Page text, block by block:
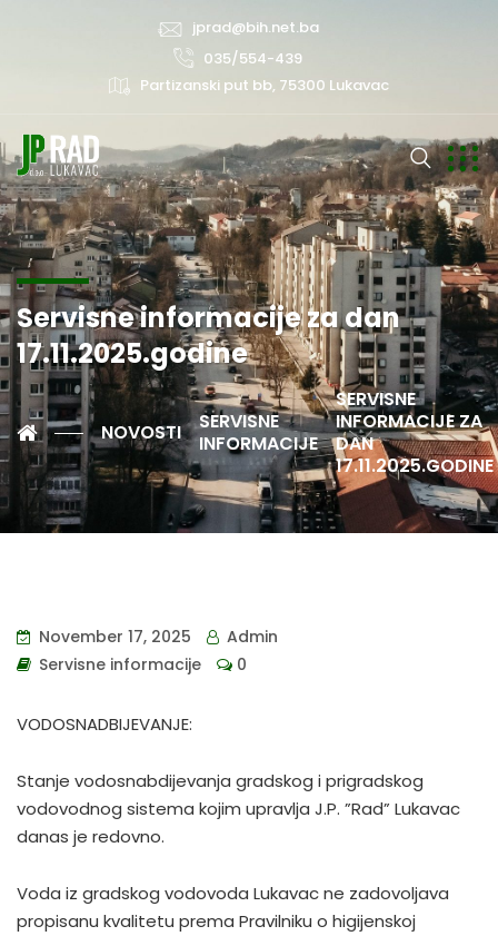
jprad@bih.net.ba
035/554-439
Partizanski put bb, 75300 Lukavac
Servisne informacije za dan
17.11.2025.godine
NOVOSTI
SERVISNE
INFORMACIJE
SERVISNE
INFORMACIJE ZA
DAN
17.11.2025.GODINE
November 17, 2025
Admin
Servisne informacije
0
VODOSNADBIJEVANJE:
Stanje vodosnabdijevanja gradskog i prigradskog
vodovodnog sistema kojim upravlja J.P. ”Rad” Lukavac
danas je redovno.
Voda iz gradskog vodovoda Lukavac ne zadovoljava
propisanu kvalitetu prema Pravilniku o higijenskoj